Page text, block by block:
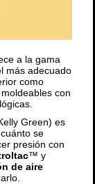
a la gama
más adecuado
como
con
Green) es
se
presión con
™ y
de aire